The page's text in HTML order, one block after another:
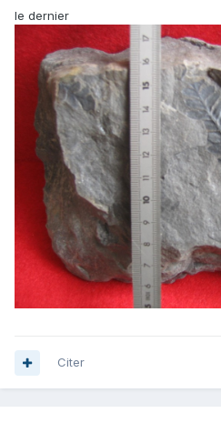
le dernier
Citer